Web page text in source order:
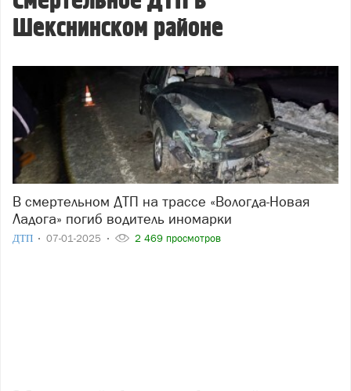
Шекснинском районе
В смертельном ДТП на трассе «Вологда-Новая
Ладога» погиб водитель иномарки
ДТП 07-01-2025 2 469 просмотров